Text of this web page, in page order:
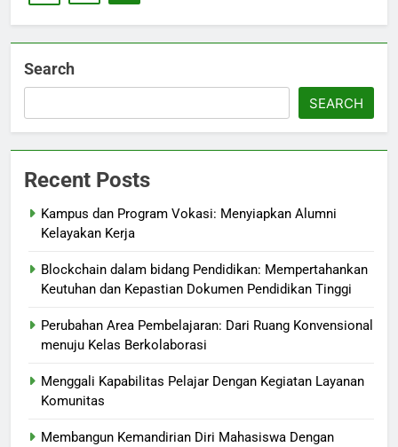
Search
SEARCH
Recent Posts
Kampus dan Program Vokasi: Menyiapkan Alumni
Kelayakan Kerja
Blockchain dalam bidang Pendidikan: Mempertahankan
Keutuhan dan Kepastian Dokumen Pendidikan Tinggi
Perubahan Area Pembelajaran: Dari Ruang Konvensional
menuju Kelas Berkolaborasi
Menggali Kapabilitas Pelajar Dengan Kegiatan Layanan
Komunitas
Membangun Kemandirian Diri Mahasiswa Dengan